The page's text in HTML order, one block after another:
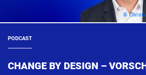
©
PODCAST
CHANGE BY DESIGN –